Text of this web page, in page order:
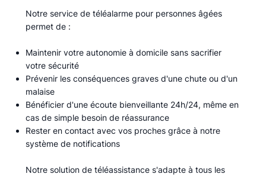
Notre service de téléalarme pour personnes âgées
permet de :​
Maintenir votre autonomie à domicile sans sacrifier
votre sécurité
Prévenir les conséquences graves d'une chute ou d'un
malaise
Bénéficier d'une écoute bienveillante 24h/24, même en
cas de simple besoin de réassurance
Rester en contact avec vos proches grâce à notre
système de notifications
Notre solution de téléassistance s'adapte à tous les